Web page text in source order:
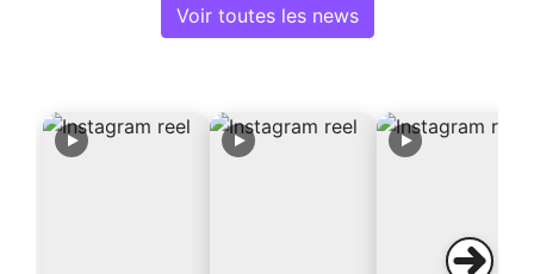
Voir toutes les news